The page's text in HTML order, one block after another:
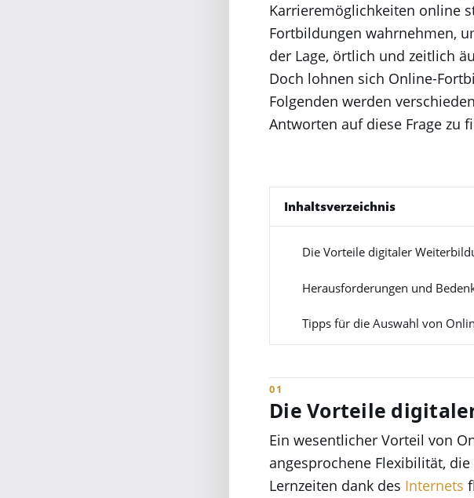
Karrieremöglichkeiten online
Fortbildungen wahrnehmen,
der Lage, örtlich und zeitlich
Doch lohnen sich Online-
Folgenden werden
Antworten auf diese Frage zu
Inhaltsverzeichnis
Die Vorteile digitaler
Herausforderungen und
Tipps für die Auswahl von
Die Vorteile
Ein wesentlicher Vorteil von
angesprochene Flexibilität,
Lernzeiten dank des Internets